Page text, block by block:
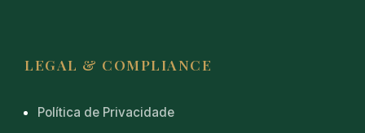
LEGAL & COMPLIANCE
Política de Privacidade